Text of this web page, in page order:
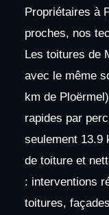
Propriétaires à
proches, nos
Les toitures de
avec le même
km de
rapides par
seulement 13.9
de toiture et
: interventions
toitures,